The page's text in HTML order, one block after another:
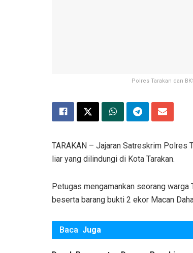
Polres Tarakan dan
TARAKAN – Jajaran Satreskrim Polres
liar yang dilindungi di Kota Tarakan.
Petugas mengamankan seorang warga
beserta barang bukti 2 ekor Macan
Baca Juga